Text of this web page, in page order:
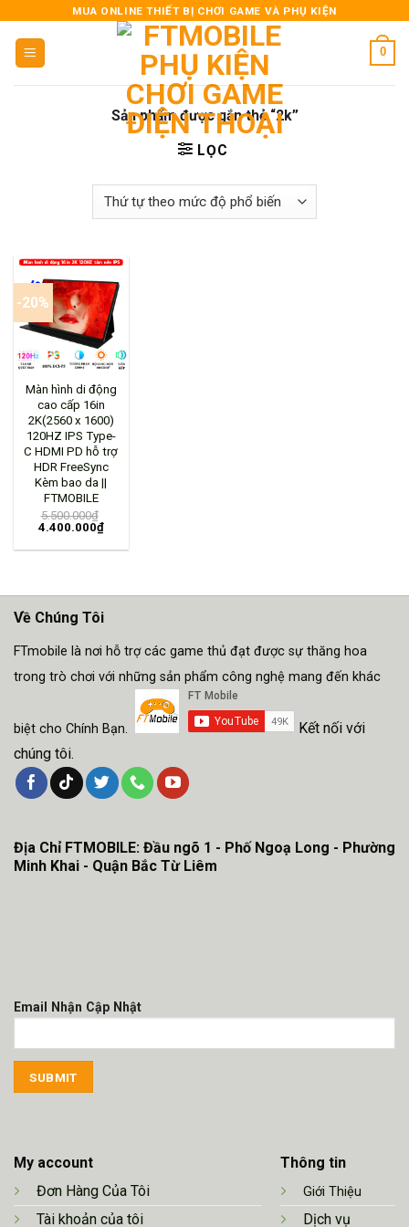
content
MUA ONLINE THIẾT BỊ CHƠI GAME VÀ PHỤ KIỆN
0
Sản phẩm được gắn thẻ “2k”
LỌC
-20%
Màn hình di động
cao cấp 16in
2K(2560 x 1600)
120HZ IPS Type-
C HDMI PD hỗ trợ
HDR FreeSync
Kèm bao da ||
FTMOBILE
5.500.000₫
4.400.000₫
Về Chúng Tôi
FTmobile là nơi hỗ trợ các game thủ đạt được sự thăng hoa
trong trò chơi với những sản phẩm công nghệ mang đến khác
biệt cho Chính Bạn.
Kết nối với
chúng tôi.
My account
Đơn Hàng Của Tôi
Tài khoản của tôi
Thông tin
Giới Thiệu
Dịch vụ
Địa Chỉ FTMOBILE: Đầu ngõ 1 - Phố Ngoạ Long - Phường
Minh Khai - Quận Bắc Từ Liêm
Email Nhận Cập Nhật